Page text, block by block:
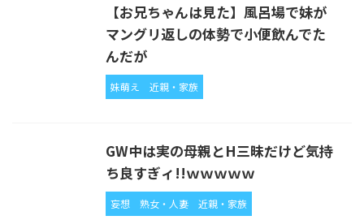
【お兄ちゃんは見た】風呂場で妹が
マングリ返しの体勢で小便飲んでた
んだが
妹萌え 近親・家族
GW中は実の母親とH三昧だけど気持
ち良すぎィ!!ｗｗｗｗｗ
妄想 熟女・人妻 近親・家族